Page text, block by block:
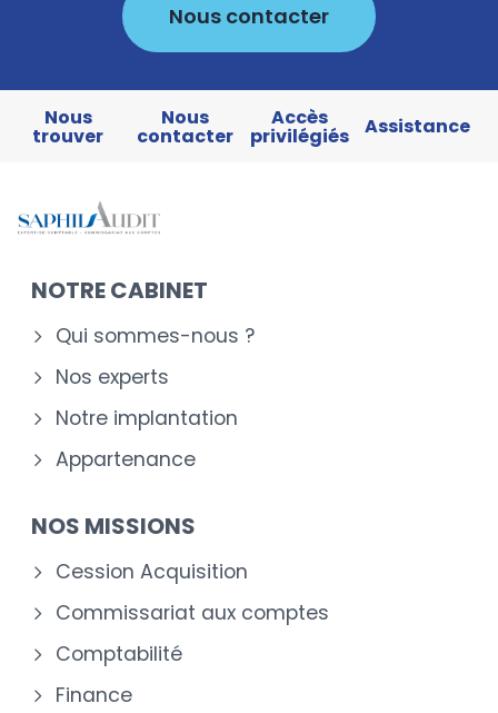
Nous contacter
Nous
trouver
Nous
contacter
Accès
privilégiés Assistance
NOTRE CABINET
Qui sommes-nous ?
Nos experts
Notre implantation
Appartenance
NOS MISSIONS
Cession Acquisition
Commissariat aux comptes
Comptabilité
Finance